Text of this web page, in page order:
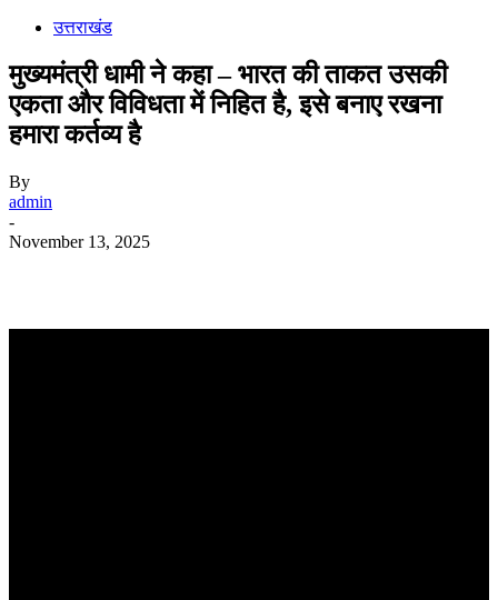
उत्तराखंड
मुख्यमंत्री धामी ने कहा – भारत की ताकत उसकी
एकता और विविधता में निहित है, इसे बनाए रखना
हमारा कर्तव्य है
By
admin
-
November 13, 2025